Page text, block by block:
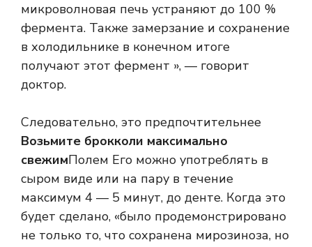
микроволновая печь устраняют до 100 %
фермента. Также замерзание и сохранение
в холодильнике в конечном итоге
получают этот фермент », — говорит
доктор.
Следовательно, это предпочтительнее
Возьмите брокколи максимально
свежимПолем Его можно употреблять в
сыром виде или на пару в течение
максимум 4 — 5 минут, до денте. Когда это
будет сделано, «было продемонстрировано
не только то, что сохранена мирозиноза, но